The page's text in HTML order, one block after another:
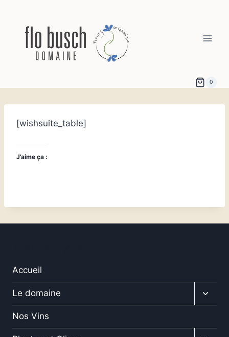
contenu
0
[wishsuite_table]
J’aime ça :
Accueil
Le domaine
le
Nos Vins